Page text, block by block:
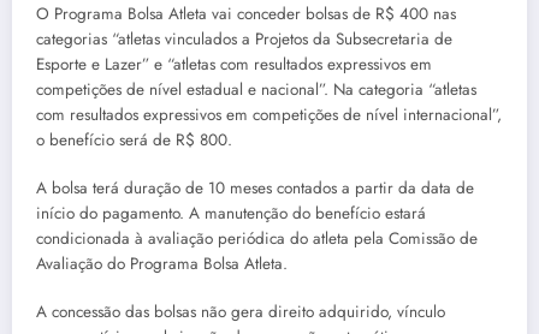
O Programa Bolsa Atleta vai conceder bolsas de R$ 400 nas
categorias “atletas vinculados a Projetos da Subsecretaria de
Esporte e Lazer” e “atletas com resultados expressivos em
competições de nível estadual e nacional”. Na categoria “atletas
com resultados expressivos em competições de nível internacional”,
o benefício será de R$ 800.
A bolsa terá duração de 10 meses contados a partir da data de
início do pagamento. A manutenção do benefício estará
condicionada à avaliação periódica do atleta pela Comissão de
Avaliação do Programa Bolsa Atleta.
A concessão das bolsas não gera direito adquirido, vínculo